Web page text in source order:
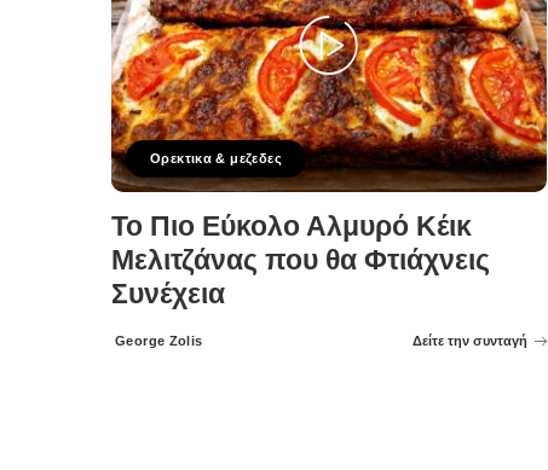
Ορεκτικα & μεζεδες
Το Πιο Εύκολο Αλμυρό Κέικ
Μελιτζάνας που θα Φτιάχνεις
Συνέχεια
Posted
George Zolis Δείτε την συνταγή